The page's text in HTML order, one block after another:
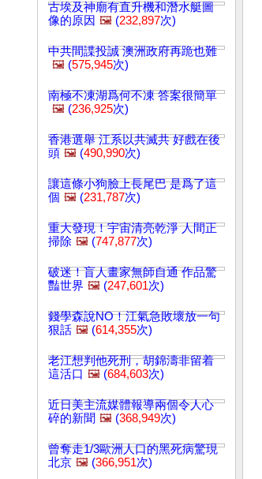
古埃及神廟有直升機和潛水艇圖
像的原因 🖼️ (232,897次)
中共間諜投誠 澳洲政府再跪也難
🖼️ (575,945次)
南極不凍湖爲何不凍 答案很簡單
🖼️ (236,925次)
香港選舉 江系以共滅共 好戲在後
頭 🖼️ (490,990次)
讓這條小狗臉上長尾巴 是爲了這
個 🖼️ (231,787次)
重大發現！宇宙清亮乾淨 人間正
掃除 🖼️ (747,877次)
破迷！盲人畫家無師自通 作品驚
豔世界 🖼️ (247,601次)
錢學森說NO！江氣急敗壞放一句
狠話 🖼️ (614,355次)
老江想判他死刑，胡錦濤非留着
這活口 🖼️ (684,603次)
近日美主流媒體報導兩個令人心
碎的新聞 🖼️ (368,949次)
曾奪走1/3歐洲人口的黑死病驚現
北京 🖼️ (366,951次)